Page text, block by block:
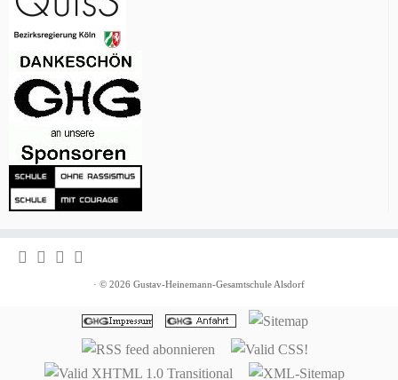
· © 2026 Gustav-Heinemann-Gesamtschule Alsdorf